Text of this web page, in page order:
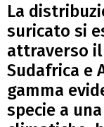
La
suricato si
attraverso il
Sudafrica e
gamma
specie a